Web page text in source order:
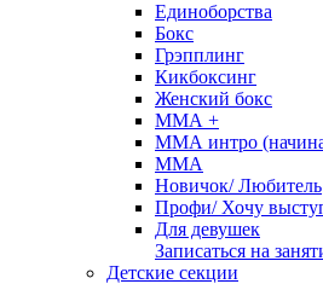
Единоборства
Бокс
Грэпплинг
Кикбоксинг
Женский бокс
ММА +
ММА интро
ММА
Новичок/ Любитель
Профи/ Хочу
Для девушек
Записаться на
Детские секции